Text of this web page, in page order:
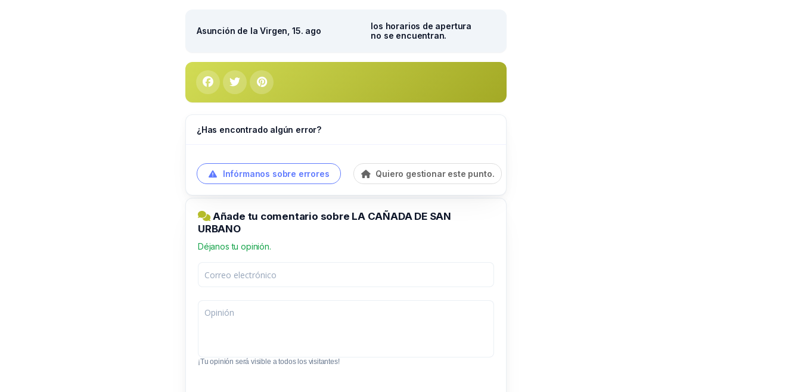
Asunción de la Virgen, 15. ago
los horarios de apertura
no se encuentran.
¿Has encontrado algún error?
Infórmanos sobre errores Quiero gestionar este punto.
Añade tu comentario sobre LA CAÑADA DE SAN
URBANO
Déjanos tu opinión.
¡Tu opinión será visible a todos los visitantes!